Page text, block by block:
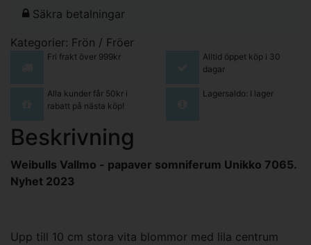
Säkra betalningar
Kategorier: Frön / Fröer
Fri frakt över 999kr
Alltid öppet köp i 30
dagar
Alla kunder får 50kr i
rabatt på nästa köp!
Lagersaldo: I lager
Beskrivning
Weibulls Vallmo - papaver somniferum Unikko 7065.
Nyhet 2023
Upp till 10 cm stora vita blommor med lila centrum